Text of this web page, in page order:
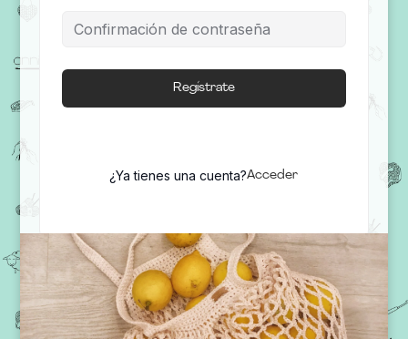
Regístrate
¿Ya tienes una cuenta?Acceder